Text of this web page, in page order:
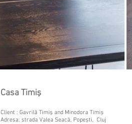
Casa Timiş
Client : Gavrilă Timiş and Minodora Timiș
Adresa: strada Valea Seacă, Popești, Cluj